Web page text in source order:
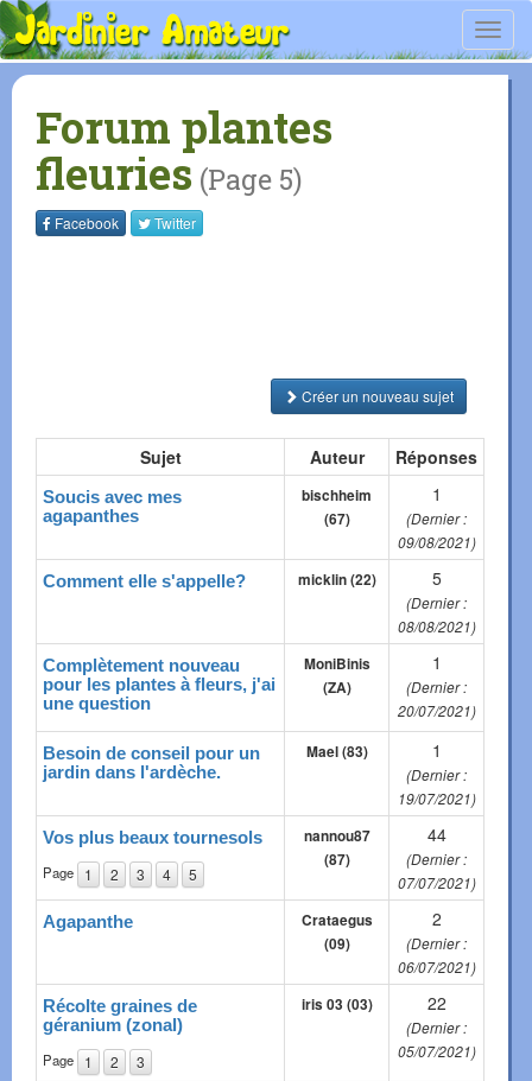
Forum plantes
fleuries (Page 5)
Facebook Twitter
Créer un nouveau sujet
Sujet Auteur Réponses
Soucis avec mes
agapanthes
bischheim
(67)
1
(Dernier :
09/08/2021)
Comment elle s'appelle? micklin (22) 5
(Dernier :
08/08/2021)
Complètement nouveau
pour les plantes à fleurs, j'ai
une question
MoniBinis
(ZA)
1
(Dernier :
20/07/2021)
Besoin de conseil pour un
jardin dans l'ardèche.
Mael (83) 1
(Dernier :
19/07/2021)
Vos plus beaux tournesols
Page 1 2 3 4 5
nannou87
(87)
44
(Dernier :
07/07/2021)
Agapanthe
Crataegus
(09)
2
(Dernier :
06/07/2021)
Récolte graines de
géranium (zonal)
Page 1 2 3
iris 03 (03) 22
(Dernier :
05/07/2021)